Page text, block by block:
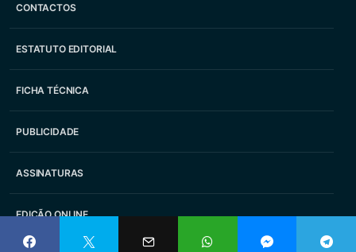
CONTACTOS
ESTATUTO EDITORIAL
FICHA TÉCNICA
PUBLICIDADE
ASSINATURAS
EDIÇÃO ONLINE